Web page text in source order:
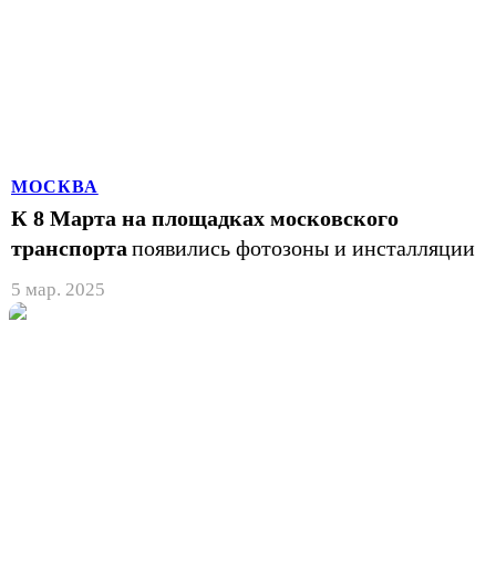
МОСКВА
К 8 Марта на площадках московского
транспорта появились фотозоны и инсталляции
5 мар. 2025